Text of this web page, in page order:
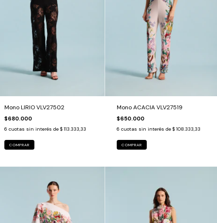
Mono LIRIO VLV27502
$680.000
6 cuotas sin interés de $ 113.333,33
COMPRAR
Mono ACACIA VLV27519
$650.000
6 cuotas sin interés de $ 108.333,33
COMPRAR